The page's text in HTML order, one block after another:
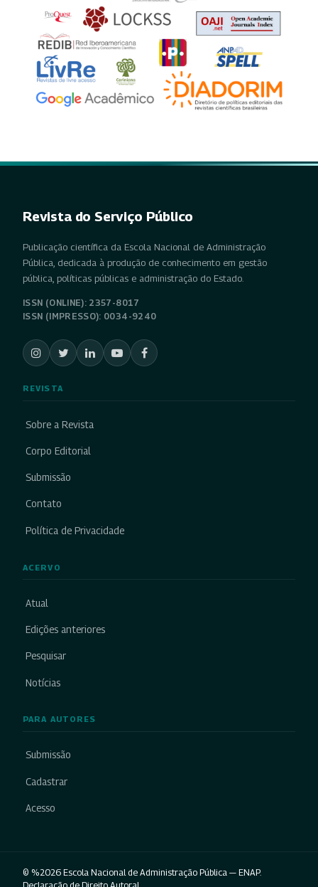
Revista do Serviço Público
Publicação científica da Escola Nacional de Administração
Pública, dedicada à produção de conhecimento em gestão
pública, políticas públicas e administração do Estado.
ISSN (ONLINE): 2357-8017
ISSN (IMPRESSO): 0034-9240
REVISTA
Sobre a Revista
Corpo Editorial
Submissão
Contato
Política de Privacidade
ACERVO
Atual
Edições anteriores
Pesquisar
Notícias
PARA AUTORES
Submissão
Cadastrar
Acesso
© %2026 Escola Nacional de Administração Pública — ENAP.